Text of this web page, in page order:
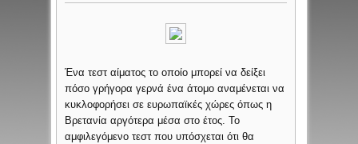
Ένα τεστ αίματος το οποίο μπορεί να δείξει
πόσο γρήγορα γερνά ένα άτομο αναμένεται να
κυκλοφορήσει σε ευρωπαϊκές χώρες όπως η
Βρετανία αργότερα μέσα στο έτος. Το
αμφιλεγόμενο τεστ που υπόσχεται ότι θα